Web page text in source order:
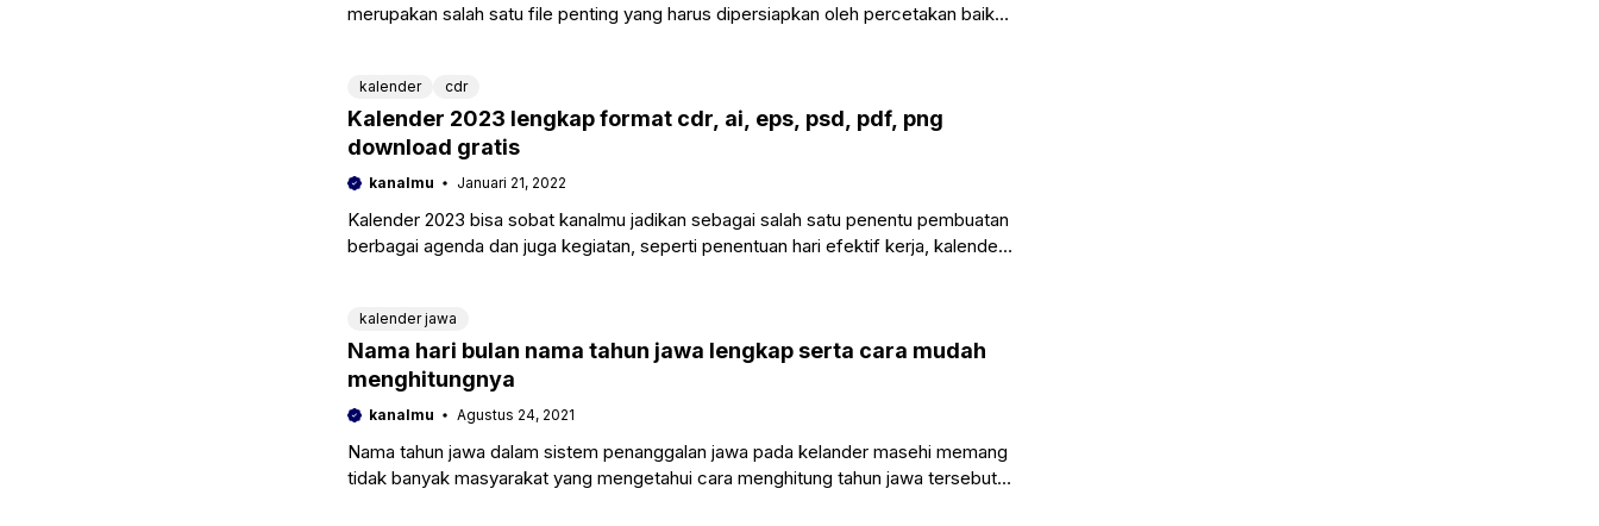
merupakan salah satu file penting yang harus dipersiapkan oleh percetakan baik
kalender cdr
Kalender 2023 lengkap format cdr, ai, eps, psd, pdf, png
download gratis
kanalmu Januari 21, 2022
Kalender 2023 bisa sobat kanalmu jadikan sebagai salah satu penentu pembuatan
berbagai agenda dan juga kegiatan, seperti penentuan hari efektif kerja, kalender
kalender jawa
Nama hari bulan nama tahun jawa lengkap serta cara mudah
menghitungnya
kanalmu Agustus 24, 2021
Nama tahun jawa dalam sistem penanggalan jawa pada kelander masehi memang
tidak banyak masyarakat yang mengetahui cara menghitung tahun jawa tersebut.